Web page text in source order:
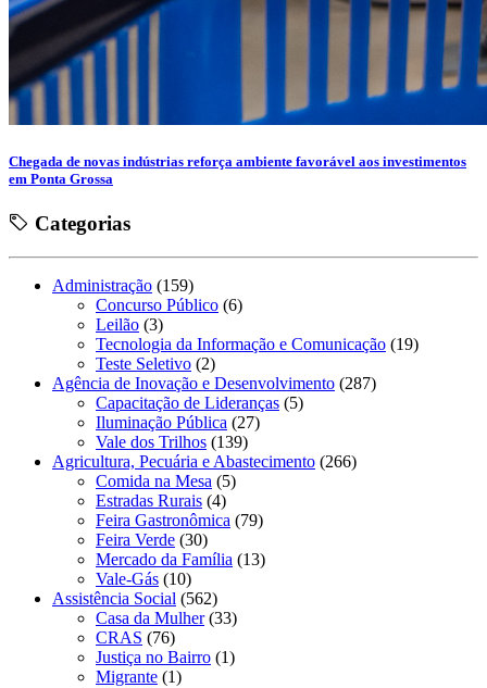
Chegada de novas indústrias reforça ambiente favorável aos investimentos
em Ponta Grossa
Categorias
Administração (159)
Concurso Público (6)
Leilão (3)
Tecnologia da Informação e Comunicação (19)
Teste Seletivo (2)
Agência de Inovação e Desenvolvimento (287)
Capacitação de Lideranças (5)
Iluminação Pública (27)
Vale dos Trilhos (139)
Agricultura, Pecuária e Abastecimento (266)
Comida na Mesa (5)
Estradas Rurais (4)
Feira Gastronômica (79)
Feira Verde (30)
Mercado da Família (13)
Vale-Gás (10)
Assistência Social (562)
Casa da Mulher(33)
CRAS (76)
Justiça no Bairro (1)
Migrante (1)